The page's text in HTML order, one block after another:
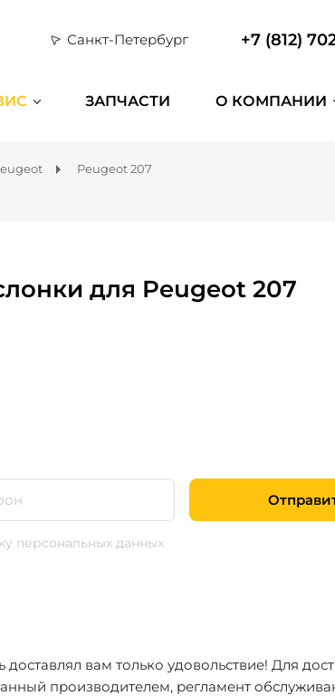
Санкт-Петербург +7 (812)
ЗАПЧАСТИ О КОМПАНИИ
Peugeot 207
для Peugeot 207
персональных данных
вам только удовольствие! Для
производителем, регламент